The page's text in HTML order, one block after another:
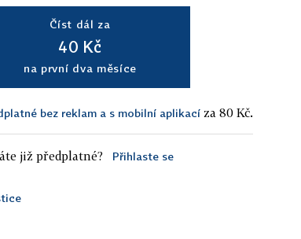
Číst dál za
40 Kč
na první dva měsíce
bez reklam a s mobilní aplikací za 80 Kč.
již předplatné? Přihlaste se